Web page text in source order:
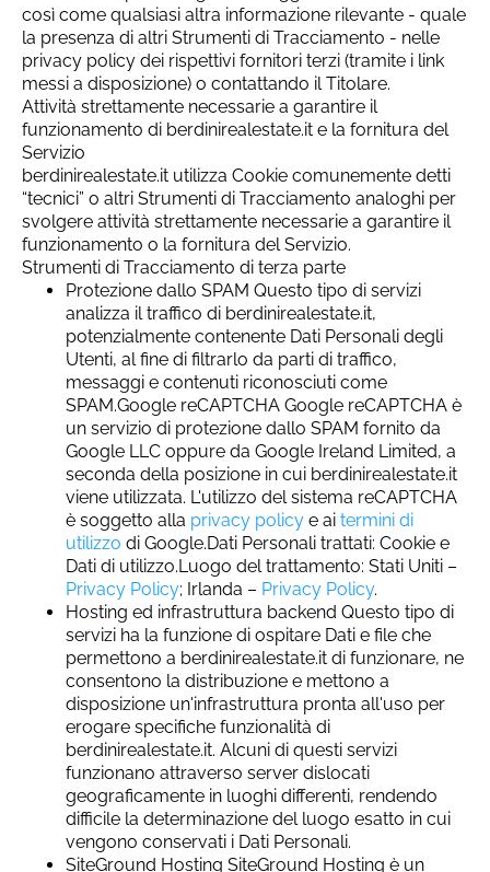
così come qualsiasi altra informazione rilevante - quale
la presenza di altri Strumenti di Tracciamento - nelle
privacy policy dei rispettivi fornitori terzi (tramite i link
messi a disposizione) o contattando il Titolare.
Attività strettamente necessarie a garantire il
funzionamento di berdinirealestate.it e la fornitura del
Servizio
berdinirealestate.it utilizza Cookie comunemente detti
“tecnici” o altri Strumenti di Tracciamento analoghi per
svolgere attività strettamente necessarie a garantire il
funzionamento o la fornitura del Servizio.
Strumenti di Tracciamento di terza parte
Protezione dallo SPAM Questo tipo di servizi
analizza il traffico di berdinirealestate.it,
potenzialmente contenente Dati Personali degli
Utenti, al fine di filtrarlo da parti di traffico,
messaggi e contenuti riconosciuti come
SPAM.Google reCAPTCHA Google reCAPTCHA è
un servizio di protezione dallo SPAM fornito da
Google LLC oppure da Google Ireland Limited, a
seconda della posizione in cui berdinirealestate.it
viene utilizzata. L'utilizzo del sistema reCAPTCHA
è soggetto alla privacy policy e ai termini di
utilizzo di Google.Dati Personali trattati: Cookie e
Dati di utilizzo.Luogo del trattamento: Stati Uniti –
Privacy Policy; Irlanda – Privacy Policy.
Hosting ed infrastruttura backend Questo tipo di
servizi ha la funzione di ospitare Dati e file che
permettono a berdinirealestate.it di funzionare, ne
consentono la distribuzione e mettono a
disposizione un'infrastruttura pronta all'uso per
erogare specifiche funzionalità di
berdinirealestate.it. Alcuni di questi servizi
funzionano attraverso server dislocati
geograficamente in luoghi differenti, rendendo
difficile la determinazione del luogo esatto in cui
vengono conservati i Dati Personali.
SiteGround Hosting SiteGround Hosting è un